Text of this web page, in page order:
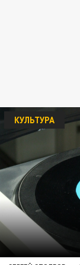
КУЛЬТУРА